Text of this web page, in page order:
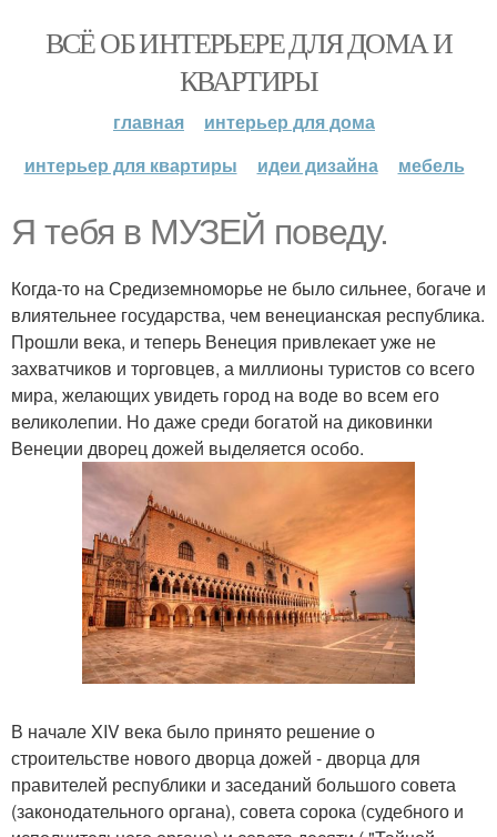
ВСЁ ОБ ИНТЕРЬЕРЕ ДЛЯ ДОМА И
КВАРТИРЫ
главная
интерьер для дома
интерьер для квартиры
идеи дизайна мебель
Я тебя в МУЗЕЙ поведу.
Когда-то на Средиземноморье не было сильнее, богаче и
влиятельнее государства, чем венецианская республика.
Прошли века, и теперь Венеция привлекает уже не
захватчиков и торговцев, а миллионы туристов со всего
мира, желающих увидеть город на воде во всем его
великолепии. Но даже среди богатой на диковинки
Венеции дворец дожей выделяется особо.
В начале XIV века было принято решение о
строительстве нового дворца дожей - дворца для
правителей республики и заседаний большого совета
(законодательного органа), совета сорока (судебного и